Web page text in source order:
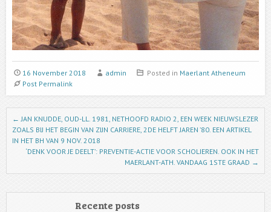
16 November 2018 admin Posted in Maerlant Atheneum
Post Permalink
Post navigation
← JAN KNUDDE, OUD-LL. 1981, NETHOOFD RADIO 2, EEN WEEK NIEUWSLEZER
ZOALS BIJ HET BEGIN VAN ZIJN CARRIERE, 2DE HELFT JAREN ’80. EEN ARTIKEL
IN HET BH VAN 9 NOV. 2018
‘DENK VOOR JE DEELT’: PREVENTIE-ACTIE VOOR SCHOLIEREN. OOK IN HET
MAERLANT-ATH. VANDAAG 1STE GRAAD →
Recente posts